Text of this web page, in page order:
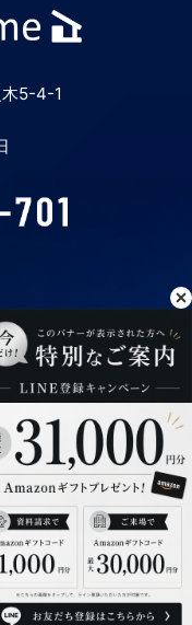
5-4-1
Rights Reserved.